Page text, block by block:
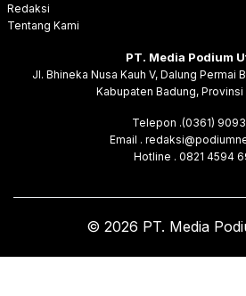
Redaksi
Tentang Kami
PT. Media Podium
Jl. Bhineka Nusa Kauh V, Dalung Permai
Kabupaten Badung,
Telepon .(0361)
Email .
Hotline . 0821 4594
© 2026 PT. Media